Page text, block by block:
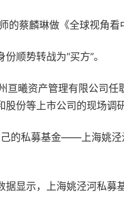
的蔡麟琳做《全球视角
顺势转战为“买方”。
亘曦资产管理有限公司
份等上市公司的现场调
的私募基金——上海姚泾
据显示，上海姚泾河私